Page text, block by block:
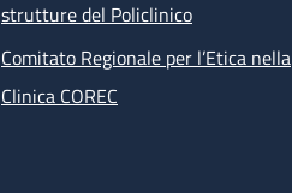
strutture del Policlinico
Comitato Regionale per l’Etica nella
Clinica COREC